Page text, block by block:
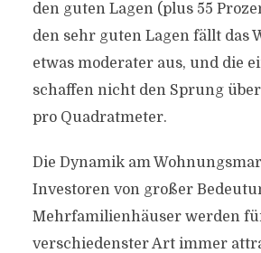
den guten Lagen (plus 55
den sehr guten Lagen fällt das
etwas moderater aus, und die
schaffen nicht den Sprung
pro Quadratmeter.
Die Dynamik am
Investoren von großer
Mehrfamilienhäuser werden
verschiedenster Art immer